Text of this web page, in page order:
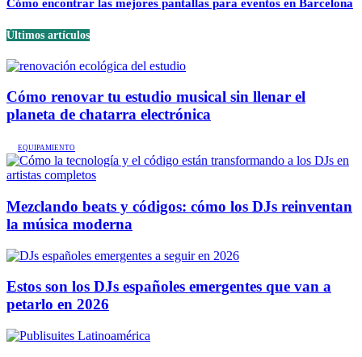
Cómo encontrar las mejores pantallas para eventos en Barcelona
Últimos artículos
Cómo renovar tu estudio musical sin llenar el
planeta de chatarra electrónica
EQUIPAMIENTO
Mezclando beats y códigos: cómo los DJs reinventan
la música moderna
Estos son los DJs españoles emergentes que van a
petarlo en 2026